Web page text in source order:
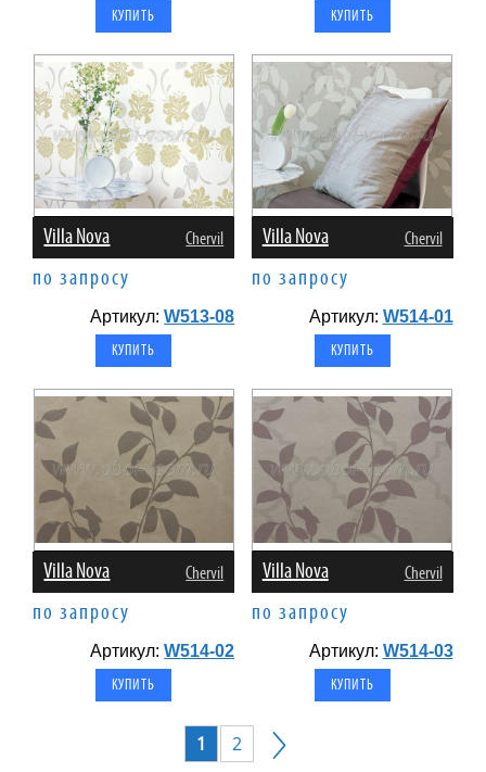
Villa Nova Chervil
по запросу
Артикул:W513-08
Villa Nova Chervil
по запросу
Артикул: W514-01
Villa Nova Chervil
по запросу
Артикул:W514-02
Villa Nova Chervil
по запросу
Артикул: W514-03
1 2